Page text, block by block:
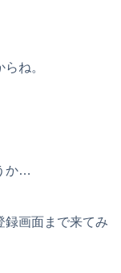
ね。
か…
録画面まで来てみ